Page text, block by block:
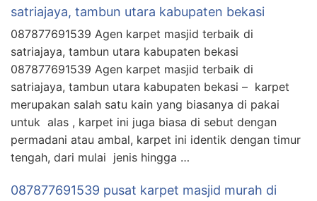
satriajaya, tambun utara kabupaten bekasi
087877691539 Agen karpet masjid terbaik di
satriajaya, tambun utara kabupaten bekasi
087877691539 Agen karpet masjid terbaik di
satriajaya, tambun utara kabupaten bekasi – karpet
merupakan salah satu kain yang biasanya di pakai
untuk alas , karpet ini juga biasa di sebut dengan
permadani atau ambal, karpet ini identik dengan timur
tengah, dari mulai jenis hingga …
087877691539 pusat karpet masjid murah di